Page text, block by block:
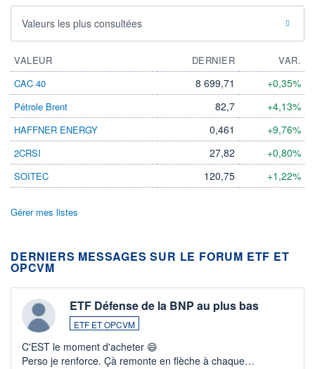
Valeurs les plus consultées
VALEUR DERNIER
VAR.
CAC 40
8 699,71 +0,35%
Pétrole Brent 82,7 +4,13%
HAFFNER ENERGY 0,461 +9,76%
2CRSI 27,82 +0,80%
SOITEC 120,75 +1,22%
Gérer mes listes
DERNIERS MESSAGES SUR LE FORUM ETF ET
OPCVM
ETF Défense de la BNP au plus bas
ETF ET OPCVM
C'EST le moment d'acheter 😄​
Perso je renforce. Çà remonte en flèche à chaque